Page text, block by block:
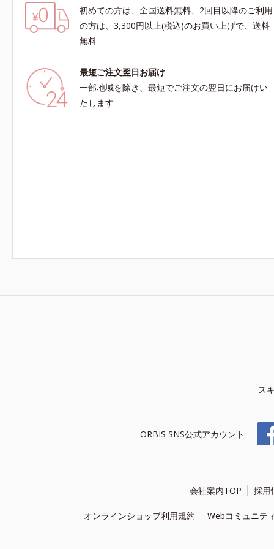
初めての方は、全国送料無料、2回目以降のご利用
の方は、3,300円以上(税込)のお買い上げで、送料
無料
最短ご注文翌日お届け
一部地域を除き、最短でご注文の翌日にお届けい
たします
ス
ORBIS SNS公式アカウント
会社案内TOP 採用
オンラインショップ利用規約 Webコミュニテ